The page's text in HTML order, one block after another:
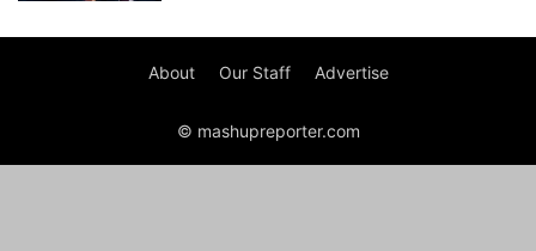
About Our Staff Advertise
© mashupreporter.com